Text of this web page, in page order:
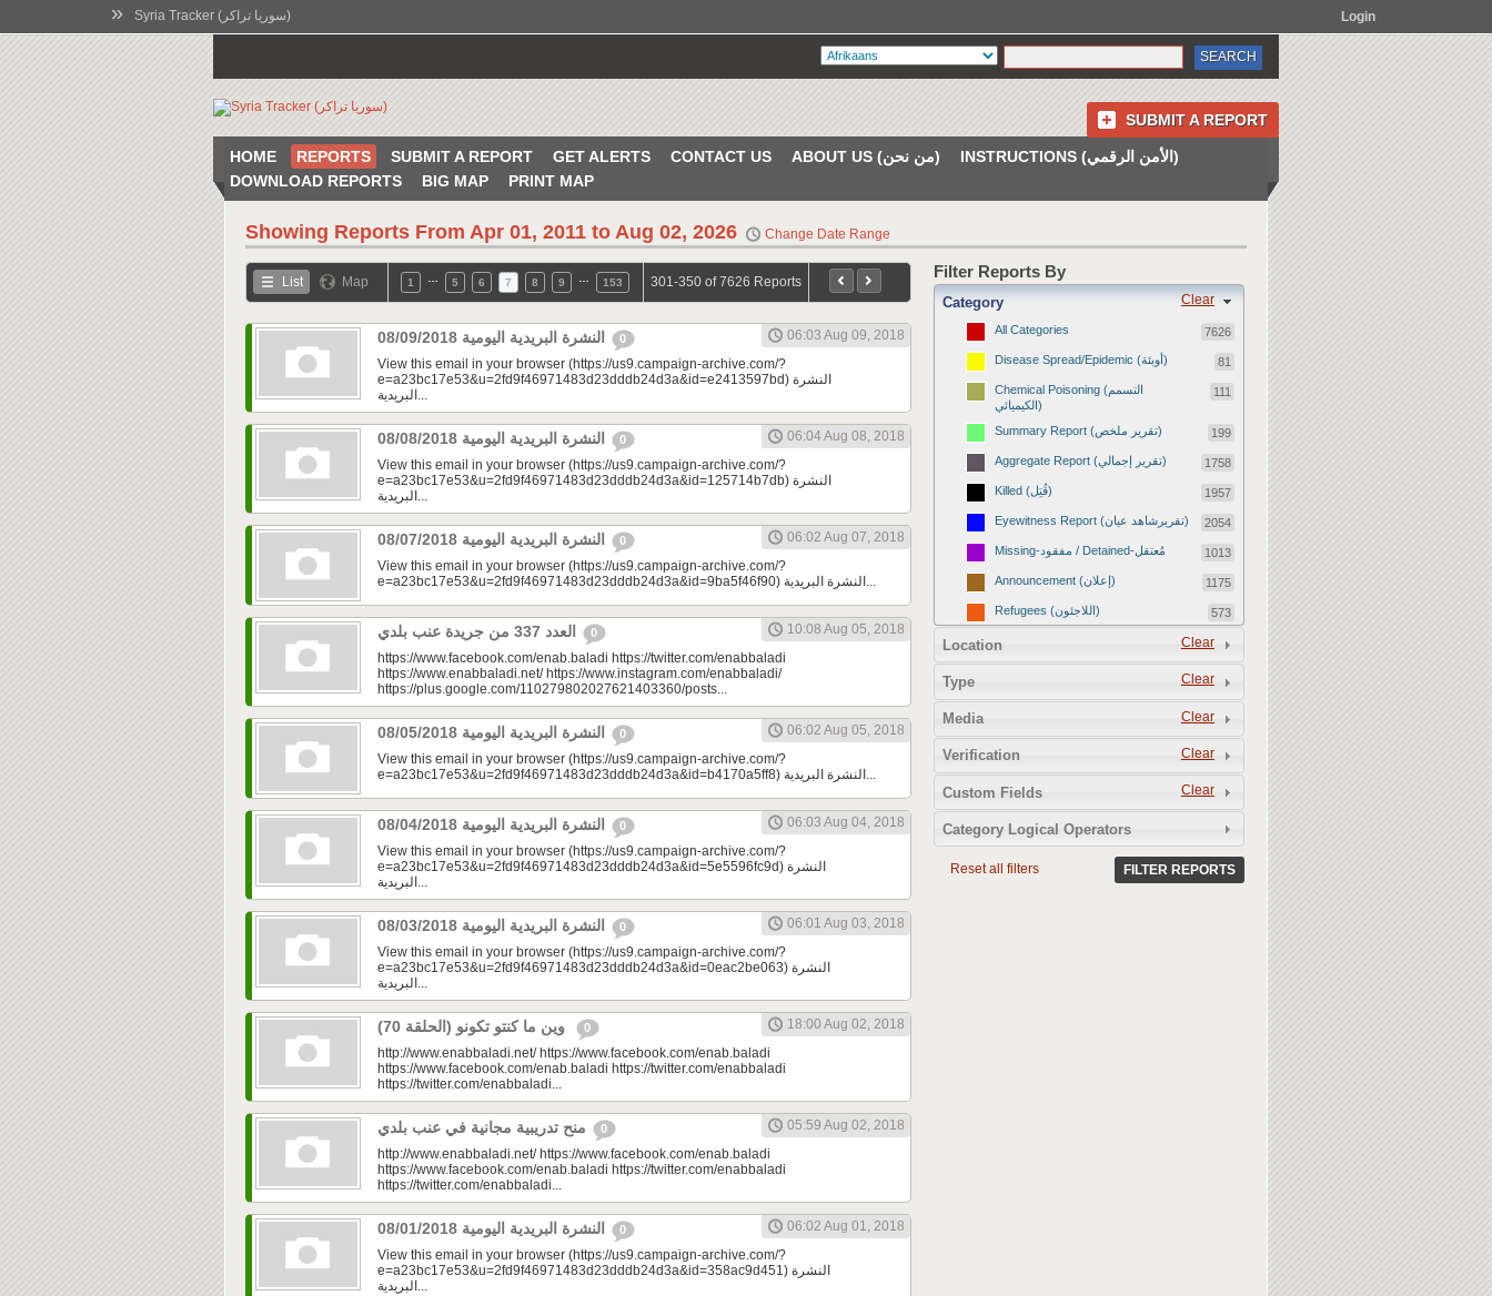
» Syria Tracker (سوريا تراكر) Login
SUBMIT A REPORT
HOME REPORTS SUBMIT A REPORT GET ALERTS CONTACT US ABOUT US (من نحن)
INSTRUCTIONS (الأمن الرقمي)
DOWNLOAD REPORTS
BIG MAP PRINT MAP
Showing Reports From Apr 01, 2011 to Aug 02, 2026 Change Date Range
List Map 1 5 6 7 8 9 153 301-350 of 7626 Reports
0
06:03 Aug 09, 2018
View this email in your browser (https://us9.campaign-archive.com/?
e=a23bc17e53&u=2fd9f46971483d23dddb24d3a&id=e2413597bd) النشرة
البريدية...
0
06:04 Aug 08, 2018
View this email in your browser (https://us9.campaign-archive.com/?
e=a23bc17e53&u=2fd9f46971483d23dddb24d3a&id=125714b7db) النشرة
البريدية...
0
06:02 Aug 07, 2018
View this email in your browser (https://us9.campaign-archive.com/?
e=a23bc17e53&u=2fd9f46971483d23dddb24d3a&id=9ba5f46f90) النشرة البريدية...
0
10:08 Aug 05, 2018
https://www.facebook.com/enab.baladi https://twitter.com/enabbaladi
https://www.enabbaladi.net/ https://www.instagram.com/enabbaladi/
https://plus.google.com/110279802027621403360/posts...
0
06:02 Aug 05, 2018
View this email in your browser (https://us9.campaign-archive.com/?
e=a23bc17e53&u=2fd9f46971483d23dddb24d3a&id=b4170a5ff8) النشرة البريدية...
0
06:03 Aug 04, 2018
View this email in your browser (https://us9.campaign-archive.com/?
e=a23bc17e53&u=2fd9f46971483d23dddb24d3a&id=5e5596fc9d) النشرة
البريدية...
0
06:01 Aug 03, 2018
View this email in your browser (https://us9.campaign-archive.com/?
e=a23bc17e53&u=2fd9f46971483d23dddb24d3a&id=0eac2be063) النشرة
البريدية...
0
18:00 Aug 02, 2018
http://www.enabbaladi.net/ https://www.facebook.com/enab.baladi
https://www.facebook.com/enab.baladi https://twitter.com/enabbaladi
https://twitter.com/enabbaladi...
0
05:59 Aug 02, 2018
http://www.enabbaladi.net/ https://www.facebook.com/enab.baladi
https://www.facebook.com/enab.baladi https://twitter.com/enabbaladi
https://twitter.com/enabbaladi...
0
06:02 Aug 01, 2018
View this email in your browser (https://us9.campaign-archive.com/?
e=a23bc17e53&u=2fd9f46971483d23dddb24d3a&id=358ac9d451) النشرة
البريدية...
Filter Reports By
Clear
Category
All Categories 7626
Disease Spread/Epidemic (أوبئة) 81
Chemical Poisoning (التسمم
الكيميائي)
111
Summary Report (تقرير ملخص) 199
Aggregate Report (تقرير إجمالي) 1758
Killed (قُتِل) 1957
Eyewitness Report (تقريرشاهد عيان) 2054
Missing-مفقود / Detained-مُعتقل 1013
Announcement (إعلان) 1175
Refugees (اللاجئون) 573
1672
Revenge Killings (القتل بدافع الانتقام) 11
2
13
Clear
Location
Clear
Type
Clear
Media
Clear
Verification
Clear
Custom Fields
Category Logical Operators
Reset all filters FILTER REPORTS